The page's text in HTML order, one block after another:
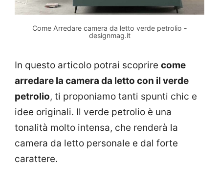
Come Arredare camera da letto verde petrolio -
designmag.it
In questo articolo potrai scoprire come
arredare la camera da letto con il verde
petrolio, ti proponiamo tanti spunti chic e
idee originali. Il verde petrolio è una
tonalità molto intensa, che renderà la
camera da letto personale e dal forte
carattere.